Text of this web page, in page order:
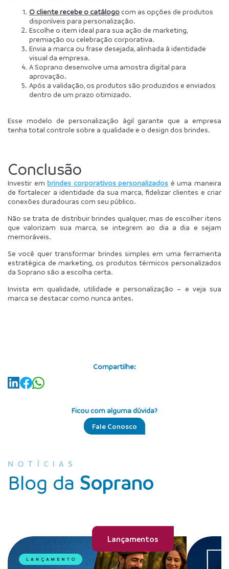
O cliente recebe o catálogo com as opções de produtos
disponíveis para personalização.
Escolhe o item ideal para sua ação de marketing,
premiação ou celebração corporativa.
Envia a marca ou frase desejada, alinhada à identidade
visual da empresa.
A Soprano desenvolve uma amostra digital para
aprovação.
Após a validação, os produtos são produzidos e enviados
dentro de um prazo otimizado.
Esse modelo de personalização ágil garante que a empresa
tenha total controle sobre a qualidade e o design dos brindes.
Conclusão
Investir em brindes corporativos personalizados é uma maneira
de fortalecer a identidade da sua marca, fidelizar clientes e criar
conexões duradouras com seu público.
Não se trata de distribuir brindes qualquer, mas de escolher itens
que valorizam sua marca, se integrem ao dia a dia e sejam
memoráveis.
Se você quer transformar brindes simples em uma ferramenta
estratégica de marketing, os produtos térmicos personalizados
da Soprano são a escolha certa.
Invista em qualidade, utilidade e personalização – e veja sua
marca se destacar como nunca antes.
Compartilhe:
Ficou com alguma dúvida?
Fale Conosco
NOTÍCIAS
Blog da Soprano
Lançamentos